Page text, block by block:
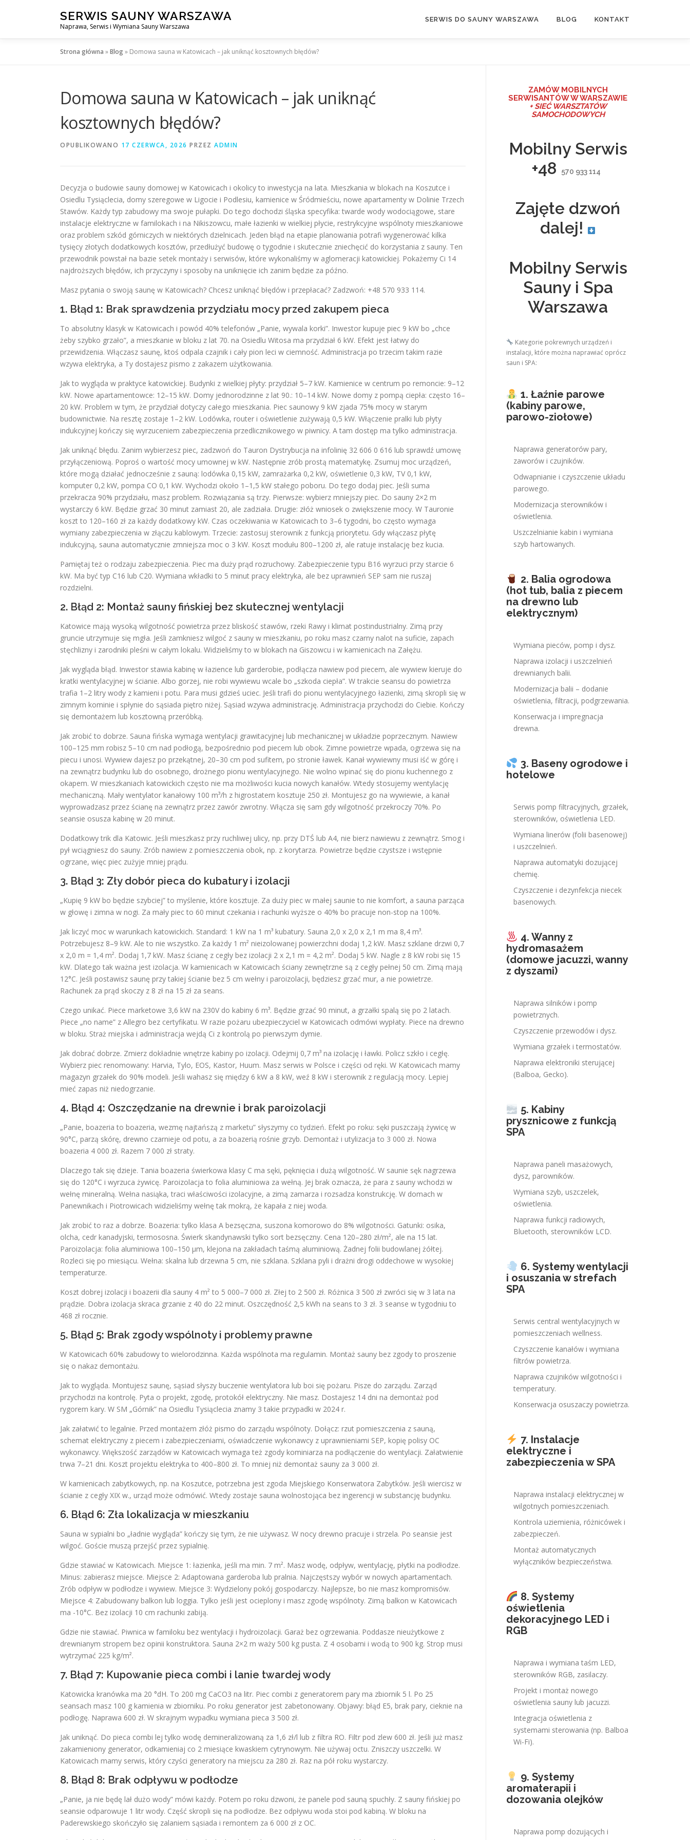
SERWIS SAUNY WARSZAWA
Naprawa, Serwis i Wymiana Sauny Warszawa
SERWIS DO SAUNY WARSZAWA BLOG KONTAKT
Strona główna »Blog» Domowa sauna w Katowicach – jak uniknąć kosztownych błędów?
Domowa sauna w Katowicach – jak uniknąć
kosztownych błędów?
OPUBLIKOWANO 17 CZERWCA, 2026 PRZEZ ADMIN
Decyzja o budowie sauny domowej w Katowicach i okolicy to inwestycja na lata. Mieszkania w blokach na Koszutce i
Osiedlu Tysiąclecia, domy szeregowe w Ligocie i Podlesiu, kamienice w Śródmieściu, nowe apartamenty w Dolinie Trzech
Stawów. Każdy typ zabudowy ma swoje pułapki. Do tego dochodzi śląska specyfika: twarde wody wodociągowe, stare
instalacje elektryczne w familokach i na Nikiszowcu, małe łazienki w wielkiej płycie, restrykcyjne wspólnoty mieszkaniowe
oraz problem szkód górniczych w niektórych dzielnicach. Jeden błąd na etapie planowania potrafi wygenerować kilka
tysięcy złotych dodatkowych kosztów, przedłużyć budowę o tygodnie i skutecznie zniechęcić do korzystania z sauny. Ten
przewodnik powstał na bazie setek montaży i serwisów, które wykonaliśmy w aglomeracji katowickiej. Pokażemy Ci 14
najdroższych błędów, ich przyczyny i sposoby na uniknięcie ich zanim będzie za późno.
Masz pytania o swoją saunę w Katowicach? Chcesz uniknąć błędów i przepłacać? Zadzwoń: +48 570 933 114.
1. Błąd 1: Brak sprawdzenia przydziału mocy przed zakupem pieca
To absolutny klasyk w Katowicach i powód 40% telefonów „Panie, wywala korki”. Inwestor kupuje piec 9 kW bo „chce
żeby szybko grzało”, a mieszkanie w bloku z lat 70. na Osiedlu Witosa ma przydział 6 kW. Efekt jest łatwy do
przewidzenia. Włączasz saunę, ktoś odpala czajnik i cały pion leci w ciemność. Administracja po trzecim takim razie
wzywa elektryka, a Ty dostajesz pismo z zakazem użytkowania.
Jak to wygląda w praktyce katowickiej. Budynki z wielkiej płyty: przydział 5–7 kW. Kamienice w centrum po remoncie: 9–12
kW. Nowe apartamentowce: 12–15 kW. Domy jednorodzinne z lat 90.: 10–14 kW. Nowe domy z pompą ciepła: często 16–
20 kW. Problem w tym, że przydział dotyczy całego mieszkania. Piec saunowy 9 kW zjada 75% mocy w starym
budownictwie. Na resztę zostaje 1–2 kW. Lodówka, router i oświetlenie zużywają 0,5 kW. Włączenie pralki lub płyty
indukcyjnej kończy się wyrzuceniem zabezpieczenia przedlicznikowego w piwnicy. A tam dostęp ma tylko administracja.
Jak uniknąć błędu. Zanim wybierzesz piec, zadzwoń do Tauron Dystrybucja na infolinię 32 606 0 616 lub sprawdź umowę
przyłączeniową. Poproś o wartość mocy umownej w kW. Następnie zrób prostą matematykę. Zsumuj moc urządzeń,
które mogą działać jednocześnie z sauną: lodówka 0,15 kW, zamrażarka 0,2 kW, oświetlenie 0,3 kW, TV 0,1 kW,
komputer 0,2 kW, pompa CO 0,1 kW. Wychodzi około 1–1,5 kW stałego poboru. Do tego dodaj piec. Jeśli suma
przekracza 90% przydziału, masz problem. Rozwiązania są trzy. Pierwsze: wybierz mniejszy piec. Do sauny 2×2 m
wystarczy 6 kW. Będzie grzać 30 minut zamiast 20, ale zadziała. Drugie: złóż wniosek o zwiększenie mocy. W Tauronie
koszt to 120–160 zł za każdy dodatkowy kW. Czas oczekiwania w Katowicach to 3–6 tygodni, bo często wymaga
wymiany zabezpieczenia w złączu kablowym. Trzecie: zastosuj sterownik z funkcją priorytetu. Gdy włączasz płytę
indukcyjną, sauna automatycznie zmniejsza moc o 3 kW. Koszt modułu 800–1200 zł, ale ratuje instalację bez kucia.
Pamiętaj też o rodzaju zabezpieczenia. Piec ma duży prąd rozruchowy. Zabezpieczenie typu B16 wyrzuci przy starcie 6
kW. Ma być typ C16 lub C20. Wymiana wkładki to 5 minut pracy elektryka, ale bez uprawnień SEP sam nie ruszaj
rozdzielni.
2. Błąd 2: Montaż sauny fińskiej bez skutecznej wentylacji
Katowice mają wysoką wilgotność powietrza przez bliskość stawów, rzeki Rawy i klimat postindustrialny. Zimą przy
gruncie utrzymuje się mgła. Jeśli zamkniesz wilgoć z sauny w mieszkaniu, po roku masz czarny nalot na suficie, zapach
stęchlizny i zarodniki pleśni w całym lokalu. Widzieliśmy to w blokach na Giszowcu i w kamienicach na Załężu.
Jak wygląda błąd. Inwestor stawia kabinę w łazience lub garderobie, podłącza nawiew pod piecem, ale wywiew kieruje do
kratki wentylacyjnej w ścianie. Albo gorzej, nie robi wywiewu wcale bo „szkoda ciepła”. W trakcie seansu do powietrza
trafia 1–2 litry wody z kamieni i potu. Para musi gdzieś uciec. Jeśli trafi do pionu wentylacyjnego łazienki, zimą skropli się w
zimnym kominie i spłynie do sąsiada piętro niżej. Sąsiad wzywa administrację. Administracja przychodzi do Ciebie. Kończy
się demontażem lub kosztowną przeróbką.
Jak zrobić to dobrze. Sauna fińska wymaga wentylacji grawitacyjnej lub mechanicznej w układzie poprzecznym. Nawiew
100–125 mm robisz 5–10 cm nad podłogą, bezpośrednio pod piecem lub obok. Zimne powietrze wpada, ogrzewa się na
piecu i unosi. Wywiew dajesz po przekątnej, 20–30 cm pod sufitem, po stronie ławek. Kanał wywiewny musi iść w górę i
na zewnątrz budynku lub do osobnego, drożnego pionu wentylacyjnego. Nie wolno wpinać się do pionu kuchennego z
okapem. W mieszkaniach katowickich często nie ma możliwości kucia nowych kanałów. Wtedy stosujemy wentylację
mechaniczną. Mały wentylator kanałowy 100 m³/h z higrostatem kosztuje 250 zł. Montujesz go na wywiewie, a kanał
wyprowadzasz przez ścianę na zewnątrz przez zawór zwrotny. Włącza się sam gdy wilgotność przekroczy 70%. Po
seansie osusza kabinę w 20 minut.
Dodatkowy trik dla Katowic. Jeśli mieszkasz przy ruchliwej ulicy, np. przy DTŚ lub A4, nie bierz nawiewu z zewnątrz. Smog i
pył wciągniesz do sauny. Zrób nawiew z pomieszczenia obok, np. z korytarza. Powietrze będzie czystsze i wstępnie
ogrzane, więc piec zużyje mniej prądu.
3. Błąd 3: Zły dobór pieca do kubatury i izolacji
„Kupię 9 kW bo będzie szybciej” to myślenie, które kosztuje. Za duży piec w małej saunie to nie komfort, a sauna parząca
w głowę i zimna w nogi. Za mały piec to 60 minut czekania i rachunki wyższe o 40% bo pracuje non-stop na 100%.
Jak liczyć moc w warunkach katowickich. Standard: 1 kW na 1 m³ kubatury. Sauna 2,0 x 2,0 x 2,1 m ma 8,4 m³.
Potrzebujesz 8–9 kW. Ale to nie wszystko. Za każdy 1 m² nieizolowanej powierzchni dodaj 1,2 kW. Masz szklane drzwi 0,7
x 2,0 m = 1,4 m². Dodaj 1,7 kW. Masz ścianę z cegły bez izolacji 2 x 2,1 m = 4,2 m². Dodaj 5 kW. Nagle z 8 kW robi się 15
kW. Dlatego tak ważna jest izolacja. W kamienicach w Katowicach ściany zewnętrzne są z cegły pełnej 50 cm. Zimą mają
12°C. Jeśli postawisz saunę przy takiej ścianie bez 5 cm wełny i paroizolacji, będziesz grzać mur, a nie powietrze.
Rachunek za prąd skoczy z 8 zł na 15 zł za seans.
Czego unikać. Piece marketowe 3,6 kW na 230V do kabiny 6 m³. Będzie grzać 90 minut, a grzałki spalą się po 2 latach.
Piece „no name” z Allegro bez certyfikatu. W razie pożaru ubezpieczyciel w Katowicach odmówi wypłaty. Piece na drewno
w bloku. Straż miejska i administracja wejdą Ci z kontrolą po pierwszym dymie.
Jak dobrać dobrze. Zmierz dokładnie wnętrze kabiny po izolacji. Odejmij 0,7 m³ na izolację i ławki. Policz szkło i cegłę.
Wybierz piec renomowany: Harvia, Tylo, EOS, Kastor, Huum. Masz serwis w Polsce i części od ręki. W Katowicach mamy
magazyn grzałek do 90% modeli. Jeśli wahasz się między 6 kW a 8 kW, weź 8 kW i sterownik z regulacją mocy. Lepiej
mieć zapas niż niedogrzanie.
4. Błąd 4: Oszczędzanie na drewnie i brak paroizolacji
„Panie, boazeria to boazeria, wezmę najtańszą z marketu” słyszymy co tydzień. Efekt po roku: sęki puszczają żywicę w
90°C, parzą skórę, drewno czarnieje od potu, a za boazerią rośnie grzyb. Demontaż i utylizacja to 3 000 zł. Nowa
boazeria 4 000 zł. Razem 7 000 zł straty.
Dlaczego tak się dzieje. Tania boazeria świerkowa klasy C ma sęki, pęknięcia i dużą wilgotność. W saunie sęk nagrzewa
się do 120°C i wyrzuca żywicę. Paroizolacja to folia aluminiowa za wełną. Jej brak oznacza, że para z sauny wchodzi w
wełnę mineralną. Wełna nasiąka, traci właściwości izolacyjne, a zimą zamarza i rozsadza konstrukcję. W domach w
Panewnikach i Piotrowicach widzieliśmy wełnę tak mokrą, że kapała z niej woda.
Jak zrobić to raz a dobrze. Boazeria: tylko klasa A bezsęczna, suszona komorowo do 8% wilgotności. Gatunki: osika,
olcha, cedr kanadyjski, termososna. Świerk skandynawski tylko sort bezsęczny. Cena 120–280 zł/m², ale na 15 lat.
Paroizolacja: folia aluminiowa 100–150 µm, klejona na zakładach taśmą aluminiową. Żadnej folii budowlanej żółtej.
Rozleci się po miesiącu. Wełna: skalna lub drzewna 5 cm, nie szklana. Szklana pyli i drażni drogi oddechowe w wysokiej
temperaturze.
Koszt dobrej izolacji i boazerii dla sauny 4 m² to 5 000–7 000 zł. Złej to 2 500 zł. Różnica 3 500 zł zwróci się w 3 lata na
prądzie. Dobra izolacja skraca grzanie z 40 do 22 minut. Oszczędność 2,5 kWh na seans to 3 zł. 3 seanse w tygodniu to
468 zł rocznie.
5. Błąd 5: Brak zgody wspólnoty i problemy prawne
W Katowicach 60% zabudowy to wielorodzinna. Każda wspólnota ma regulamin. Montaż sauny bez zgody to proszenie
się o nakaz demontażu.
Jak to wygląda. Montujesz saunę, sąsiad słyszy buczenie wentylatora lub boi się pożaru. Pisze do zarządu. Zarząd
przychodzi na kontrolę. Pyta o projekt, zgodę, protokół elektryczny. Nie masz. Dostajesz 14 dni na demontaż pod
rygorem kary. W SM „Górnik” na Osiedlu Tysiąclecia znamy 3 takie przypadki w 2024 r.
Jak załatwić to legalnie. Przed montażem złóż pismo do zarządu wspólnoty. Dołącz: rzut pomieszczenia z sauną,
schemat elektryczny z piecem i zabezpieczeniami, oświadczenie wykonawcy z uprawnieniami SEP, kopię polisy OC
wykonawcy. Większość zarządów w Katowicach wymaga też zgody kominiarza na podłączenie do wentylacji. Załatwienie
trwa 7–21 dni. Koszt projektu elektryka to 400–800 zł. To mniej niż demontaż sauny za 3 000 zł.
W kamienicach zabytkowych, np. na Koszutce, potrzebna jest zgoda Miejskiego Konserwatora Zabytków. Jeśli wiercisz w
ścianie z cegły XIX w., urząd może odmówić. Wtedy zostaje sauna wolnostojąca bez ingerencji w substancję budynku.
6. Błąd 6: Zła lokalizacja w mieszkaniu
Sauna w sypialni bo „ładnie wygląda” kończy się tym, że nie używasz. W nocy drewno pracuje i strzela. Po seansie jest
wilgoć. Goście muszą przejść przez sypialnię.
Gdzie stawiać w Katowicach. Miejsce 1: łazienka, jeśli ma min. 7 m². Masz wodę, odpływ, wentylację, płytki na podłodze.
Minus: zabierasz miejsce. Miejsce 2: Adaptowana garderoba lub pralnia. Najczęstszy wybór w nowych apartamentach.
Zrób odpływ w podłodze i wywiew. Miejsce 3: Wydzielony pokój gospodarczy. Najlepsze, bo nie masz kompromisów.
Miejsce 4: Zabudowany balkon lub loggia. Tylko jeśli jest ocieplony i masz zgodę wspólnoty. Zimą balkon w Katowicach
ma -10°C. Bez izolacji 10 cm rachunki zabiją.
Gdzie nie stawiać. Piwnica w familoku bez wentylacji i hydroizolacji. Garaż bez ogrzewania. Poddasze nieużytkowe z
drewnianym stropem bez opinii konstruktora. Sauna 2×2 m waży 500 kg pusta. Z 4 osobami i wodą to 900 kg. Strop musi
wytrzymać 225 kg/m².
7. Błąd 7: Kupowanie pieca combi i lanie twardej wody
Katowicka kranówka ma 20 °dH. To 200 mg CaCO3 na litr. Piec combi z generatorem pary ma zbiornik 5 l. Po 25
seansach masz 100 g kamienia w zbiorniku. Po roku generator jest zabetonowany. Objawy: błąd E5, brak pary, cieknie na
podłogę. Naprawa 600 zł. W skrajnym wypadku wymiana pieca 3 500 zł.
Jak uniknąć. Do pieca combi lej tylko wodę demineralizowaną za 1,6 zł/l lub z filtra RO. Filtr pod zlew 600 zł. Jeśli już masz
zakamieniony generator, odkamieniaj co 2 miesiące kwaskiem cytrynowym. Nie używaj octu. Zniszczy uszczelki. W
Katowicach mamy serwis, który czyści generatory na miejscu za 280 zł. Raz na pół roku wystarczy.
8. Błąd 8: Brak odpływu w podłodze
„Panie, ja nie będę lał dużo wody” mówi każdy. Potem po roku dzwoni, że panele pod sauną spuchły. Z sauny fińskiej po
seansie odparowuje 1 litr wody. Część skropli się na podłodze. Bez odpływu woda stoi pod kabiną. W bloku na
Paderewskiego skończyło się zalaniem sąsiada i remontem za 6 000 zł z OC.
ZAMÓW MOBILNYCH
SERWISANTÓW W WARSZAWIE
+ SIEĆ WARSZTATÓW
SAMOCHODOWYCH
Mobilny Serwis
+48
570 933 114
Zajęte dzwoń
dalej!
Mobilny Serwis
Sauny i Spa
Warszawa
Kategorie pokrewnych urządzeń i
instalacji, które można naprawiać oprócz
saun i SPA:
1. Łaźnie parowe
(kabiny parowe,
parowo-ziołowe)
Naprawa generatorów pary,
zaworów i czujników.
Odwapnianie i czyszczenie układu
parowego.
Modernizacja sterowników i
oświetlenia.
Uszczelnianie kabin i wymiana
szyb hartowanych.
2. Balia ogrodowa
(hot tub, balia z piecem
na drewno lub
elektrycznym)
Wymiana pieców, pomp i dysz.
Naprawa izolacji i uszczelnień
drewnianych balii.
Modernizacja balii – dodanie
oświetlenia, filtracji, podgrzewania.
Konserwacja i impregnacja
drewna.
3. Baseny ogrodowe i
hotelowe
Serwis pomp filtracyjnych, grzałek,
sterowników, oświetlenia LED.
Wymiana linerów (folii basenowej)
i uszczelnień.
Naprawa automatyki dozującej
chemię.
Czyszczenie i dezynfekcja niecek
basenowych.
4. Wanny z
hydromasażem
(domowe jacuzzi, wanny
z dyszami)
Naprawa silników i pomp
powietrznych.
Czyszczenie przewodów i dysz.
Wymiana grzałek i termostatów.
Naprawa elektroniki sterującej
(Balboa, Gecko).
5. Kabiny
prysznicowe z funkcją
SPA
Naprawa paneli masażowych,
dysz, parowników.
Wymiana szyb, uszczelek,
oświetlenia.
Naprawa funkcji radiowych,
Bluetooth, sterowników LCD.
6. Systemy wentylacji
i osuszania w strefach
SPA
Serwis central wentylacyjnych w
pomieszczeniach wellness.
Czyszczenie kanałów i wymiana
filtrów powietrza.
Naprawa czujników wilgotności i
temperatury.
Konserwacja osuszaczy powietrza.
7. Instalacje
elektryczne i
zabezpieczenia w SPA
Naprawa instalacji elektrycznej w
wilgotnych pomieszczeniach.
Kontrola uziemienia, różnicówek i
zabezpieczeń.
Montaż automatycznych
wyłączników bezpieczeństwa.
8. Systemy
oświetlenia
dekoracyjnego LED i
RGB
Naprawa i wymiana taśm LED,
sterowników RGB, zasilaczy.
Projekt i montaż nowego
oświetlenia sauny lub jacuzzi.
Integracja oświetlenia z
systemami sterowania (np. Balboa
Wi-Fi).
9. Systemy
aromaterapii i
dozowania olejków
Naprawa pomp dozujących i